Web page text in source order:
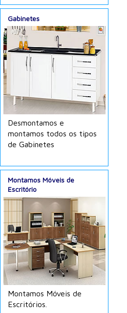
Gabinetes
Desmontamos e
montamos todos os tipos
de Gabinetes
Montamos Móveis de
Escritório
Montamos Móveis de
Escritórios.